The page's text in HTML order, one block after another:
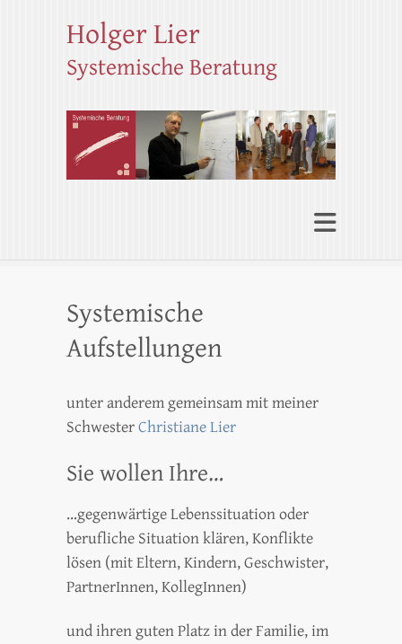
Holger Lier
Systemische Beratung
Systemische
Aufstellungen
unter anderem gemeinsam mit meiner
SchwesterChristiane Lier
Sie wollen Ihre…
…gegenwärtige Lebenssituation oder
berufliche Situation klären, Konflikte
lösen (mit Eltern, Kindern, Geschwister,
PartnerInnen, KollegInnen)
und ihren guten Platz in der Familie, im